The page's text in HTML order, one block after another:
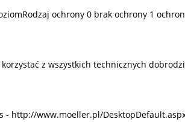
ochrony 0 brak ochrony 1
z wszystkich technicznych
www.moeller.pl/